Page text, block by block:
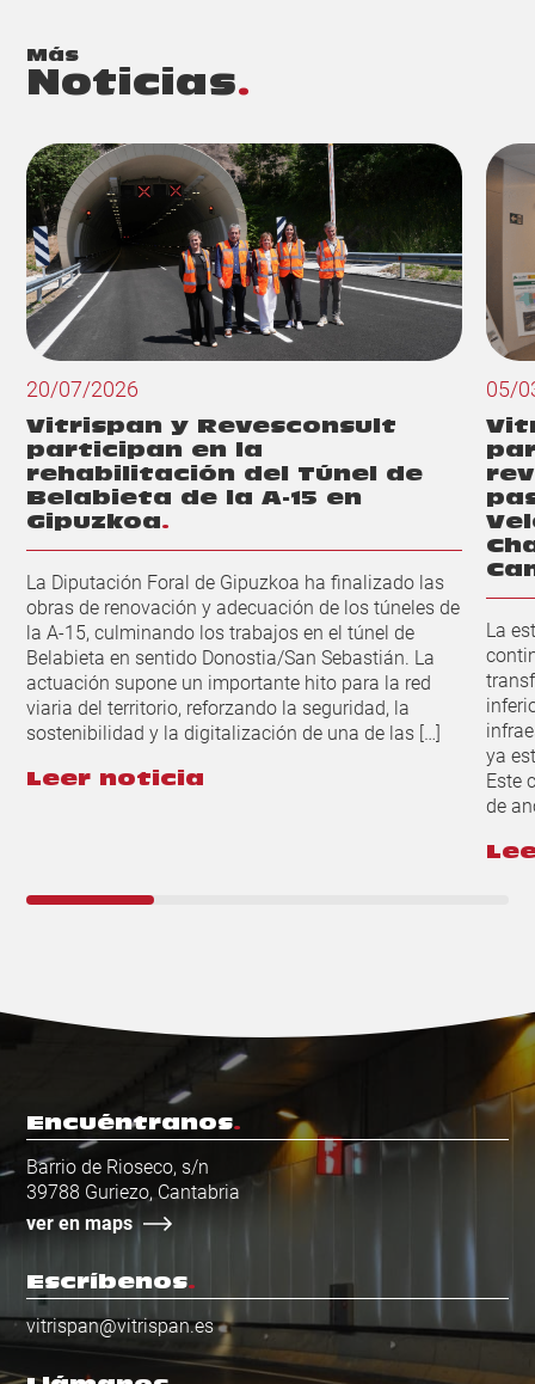
Más
Noticias
20/07/2026
Vitrispan y Revesconsult
participan en la
rehabilitación del Túnel de
Belabieta de la A-15 en
Gipuzkoa
La Diputación Foral de Gipuzkoa ha finalizado las
obras de renovación y adecuación de los túneles de
la A‑15, culminando los trabajos en el túnel de
Belabieta en sentido Donostia/San Sebastián. La
actuación supone un importante hito para la red
viaria del territorio, reforzando la seguridad, la
sostenibilidad y la digitalización de una de las […]
Leer noticia
05/
La
ya
Este
de
Encuéntranos
Barrio de Rioseco, s/n
39788 Guriezo, Cantabria
ver en maps
Escríbenos
vitrispan@vitrispan.es